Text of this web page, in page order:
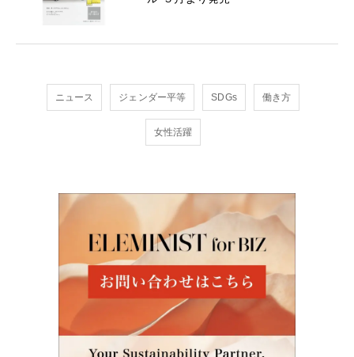
ニュース ジェンダー平等 SDGs 働き方
女性活躍